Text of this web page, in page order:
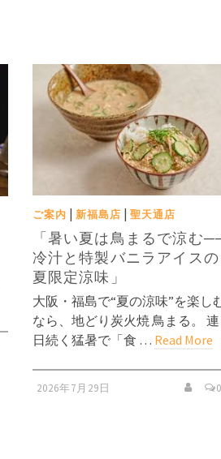
ご案内 | 新福島店 | 聖天通店
「暑い夏は鳥まるで涼む
冷汁と特製バニラアイスの
夏限定涼味」
大阪・福島で“夏の涼味”を楽し
なら、地どり炭火焼 鳥まる。 連
日続く猛暑で「食 … Read More
2026年7月29日 0